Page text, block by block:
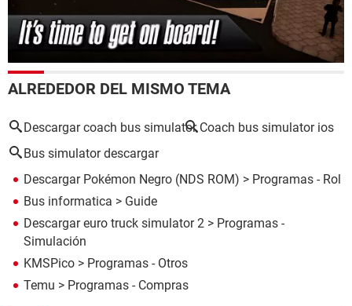
ALREDEDOR DEL MISMO TEMA
Descargar coach bus simulator Coach bus simulator ios
Bus simulator descargar
Descargar Pokémon Negro (NDS ROM) > Programas - Rol
Bus informatica > Guide
Descargar euro truck simulator 2 > Programas -
Simulación
KMSPico > Programas - Otros
Temu > Programas - Compras